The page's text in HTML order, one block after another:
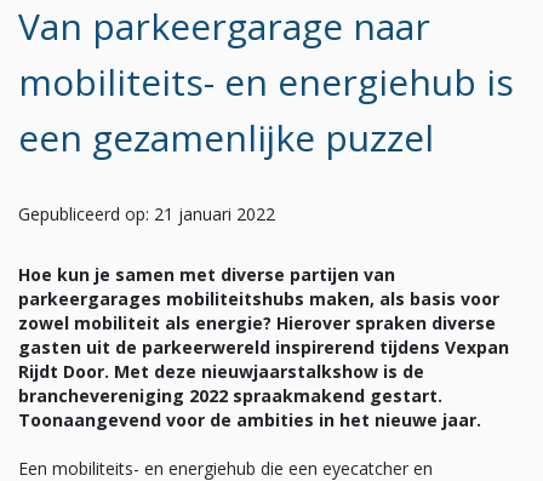
Van parkeergarage naar
mobiliteits- en energiehub is
een gezamenlijke puzzel
Gepubliceerd op: 21 januari 2022
Hoe kun je samen met diverse partijen van
parkeergarages mobiliteitshubs maken, als basis voor
zowel mobiliteit als energie? Hierover spraken diverse
gasten uit de parkeerwereld inspirerend tijdens Vexpan
Rijdt Door. Met deze nieuwjaarstalkshow is de
branchevereniging 2022 spraakmakend gestart.
Toonaangevend voor de ambities in het nieuwe jaar.
Een mobiliteits- en energiehub die een eyecatcher en